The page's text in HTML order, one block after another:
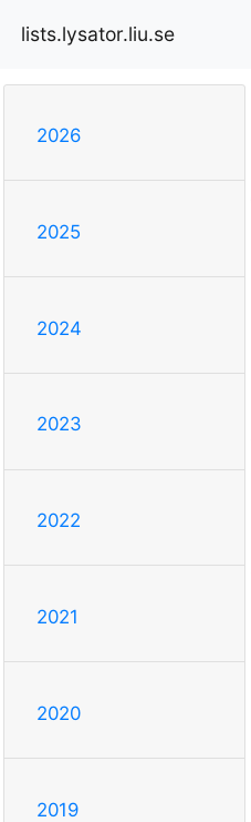
lists.lysator.liu.se
2026
2025
2024
2023
2022
2021
2020
2019